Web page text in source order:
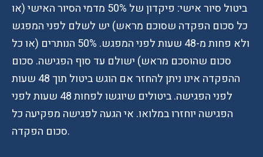
ביטול סיור אישי: פיקדון של 50% מדמי הסיור האישי (או
כל סכום הפקדה שסוכם מראש) יש לשלם לפני המפגש
ולא פחות מ-48 שעות לפני המפגש. 50% הנותרים (או כל
סכום שהוסכם מראש) ישולם עד סוף הפגישה. סכום
ההפקדה אינו ניתן להחזר אם הוגש ביטול תוך 48 שעות
לפני הפגישה. ביטולים שיוגשו לפחות 48 שעות לפני
הפגישה יוחזרו במלואו. אי הגעה לפגישה מפקיעה כל
סכום הפקדה.